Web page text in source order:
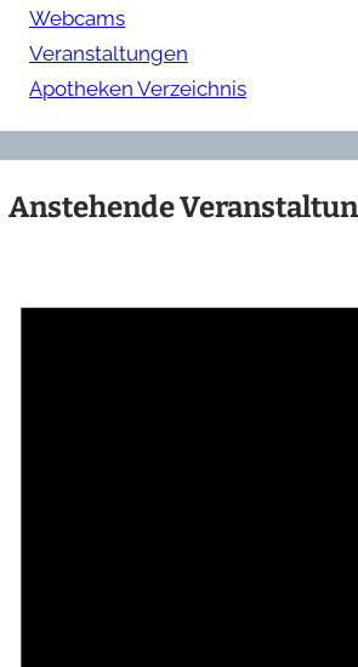
Webcams
Veranstaltungen
Apotheken Verzeichnis
Anstehende